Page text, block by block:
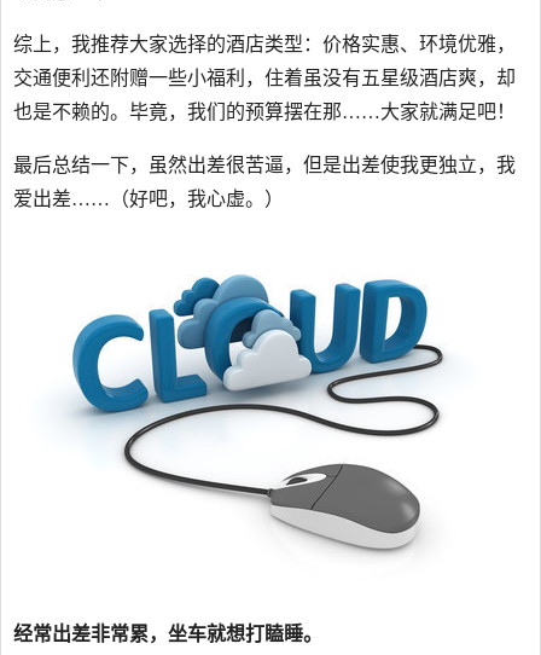
综上，我推荐大家选择的酒店类型：价格实惠、环境优雅，
交通便利还附赠一些小福利，住着虽没有五星级酒店爽，却
也是不赖的。毕竟，我们的预算摆在那……大家就满足吧！
最后总结一下，虽然出差很苦逼，但是出差使我更独立，我
爱出差……（好吧，我心虚。）
经常出差非常累，坐车就想打瞌睡。